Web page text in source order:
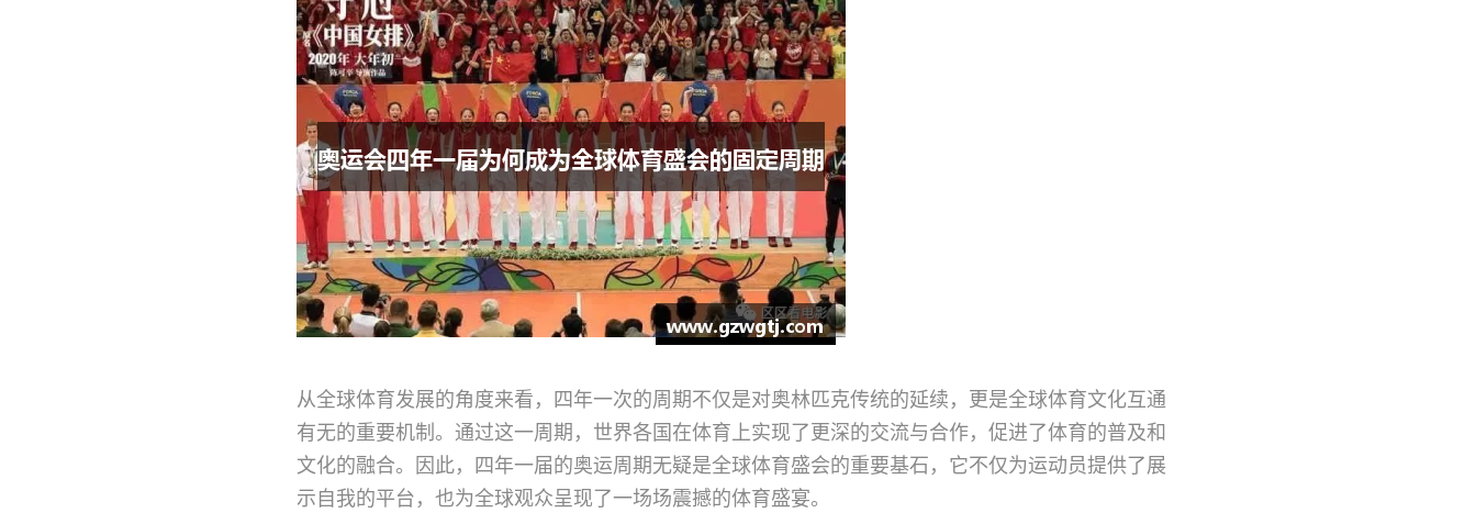
从全球体育发展的角度来看，四年一次的周期不仅是对奥林匹克传统的延续，更是全球体育文化互通
有无的重要机制。通过这一周期，世界各国在体育上实现了更深的交流与合作，促进了体育的普及和
文化的融合。因此，四年一届的奥运周期无疑是全球体育盛会的重要基石，它不仅为运动员提供了展
示自我的平台，也为全球观众呈现了一场场震撼的体育盛宴。